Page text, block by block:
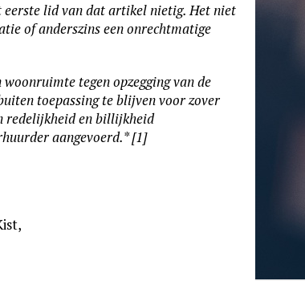
eerste lid van dat artikel nietig. Het niet
of anderszins een onrechtmatige
tegen opzegging van de
toepassing te blijven voor zover
redelijkheid en billijkheid
aangevoerd.* [1]